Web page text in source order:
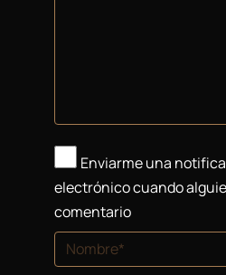
Enviarme una
electrónico cuando
comentario
Nombre *